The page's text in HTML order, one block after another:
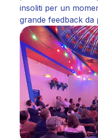
insoliti per un
grande feedback da